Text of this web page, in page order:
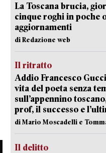
La Toscana brucia,
cinque roghi in poche
aggiornamenti
di Redazione web
Il ritratto
Addio Francesco
vita del poeta senza
sull’appennino
prof, il successo e
di Mario Moscadelli e
Il delitto